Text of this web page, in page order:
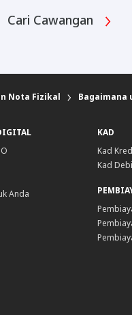
Cari Cawangan
Nota Fizikal Bagaimana
Anda
KAD
Kad
Kad